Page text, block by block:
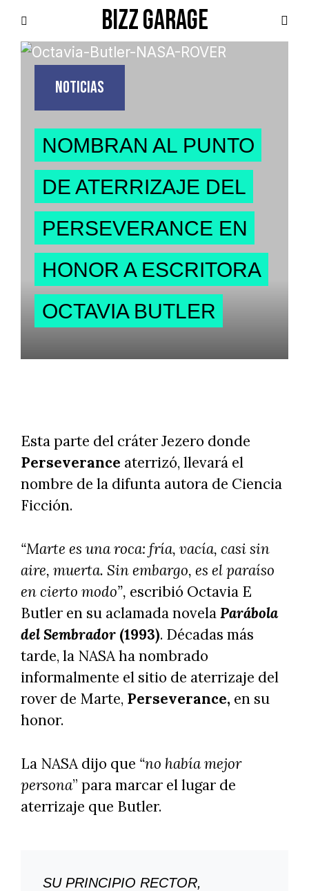
BIZZ GARAGE
NOTICIAS
NOMBRAN AL PUNTO
DE ATERRIZAJE DEL
PERSEVERANCE EN
HONOR A ESCRITORA
OCTAVIA BUTLER
Esta parte del cráter Jezero donde
Perseverance aterrizó, llevará el
nombre de la difunta autora de Ciencia
Ficción.
“Marte es una roca: fría, vacía, casi sin
aire, muerta. Sin embargo, es el paraíso
en cierto modo”, escribió Octavia E
Butler en su aclamada novelaParábola
del Sembrador (1993). Décadas más
tarde, la NASA ha nombrado
informalmente el sitio de aterrizaje del
rover de Marte, Perseverance, en su
honor.
La NASA dijo que “no había mejor
persona” para marcar el lugar de
aterrizaje que Butler.
SU PRINCIPIO RECTOR,